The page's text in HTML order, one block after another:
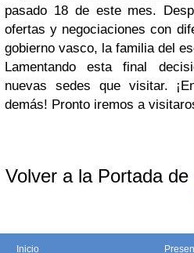
pasado 18 de este mes.
ofertas y negociaciones con
gobierno vasco, la familia del
Lamentando esta final
nuevas sedes que visitar.
demás! Pronto iremos a
Volver a la Portada de
Inicio